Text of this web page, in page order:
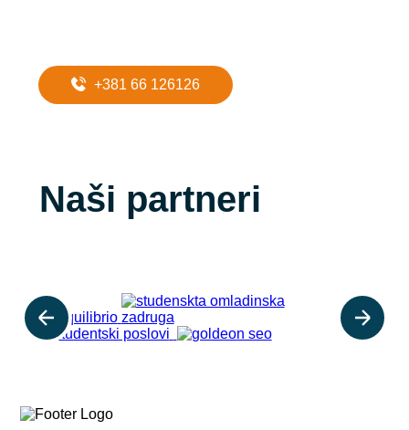
+381 66 126126
Naši partneri